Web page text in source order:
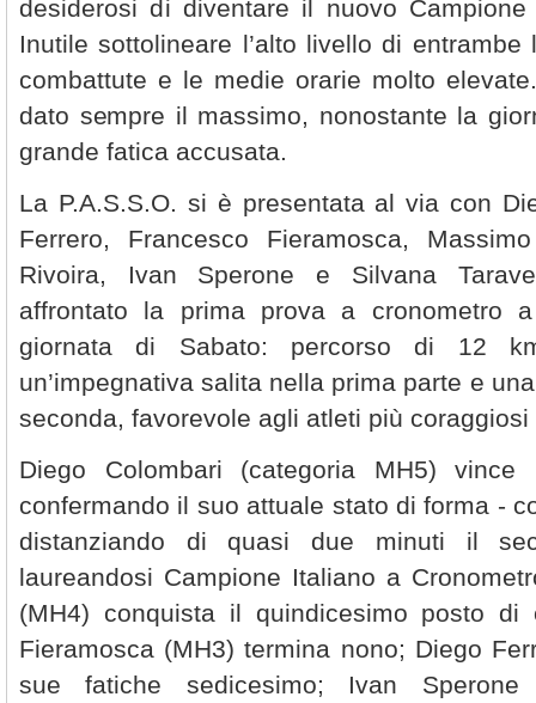
desiderosi di diventare il nuovo
Inutile sottolineare l’alto livello di
combattute e le medie orarie molto
dato sempre il massimo, nonostante la
grande fatica accusata.
La P.A.S.S.O. si è presentata al via con
Ferrero, Francesco Fieramosca,
Rivoira, Ivan Sperone e Silvana
affrontato la prima prova a cronometro
giornata di Sabato: percorso di 12
un’impegnativa salita nella prima parte e
seconda, favorevole agli atleti più
Diego Colombari (categoria MH5)
confermando il suo attuale stato di forma -
distanziando di quasi due minuti il
laureandosi Campione Italiano a
(MH4) conquista il quindicesimo posto di
Fieramosca (MH3) termina nono; Diego
sue fatiche sedicesimo; Ivan